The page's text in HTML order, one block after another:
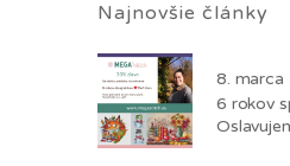
Najnovšie články
8. marca
6 rokov